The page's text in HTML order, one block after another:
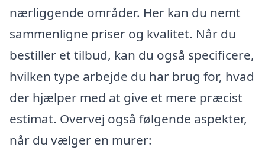
nærliggende områder. Her kan du nemt
sammenligne priser og kvalitet. Når du
bestiller et tilbud, kan du også specificere,
hvilken type arbejde du har brug for, hvad
der hjælper med at give et mere præcist
estimat. Overvej også følgende aspekter,
når du vælger en murer: